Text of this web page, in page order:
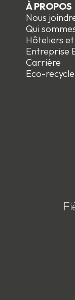
À PROPOS
Nous
Qui
Hôteliers
Entreprise
Carrière
Eco-recycle